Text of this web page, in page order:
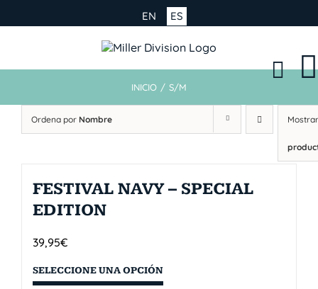
ES
EN
INICIO / S/M
Ordena por Nombre
FESTIVAL NAVY – SPECIAL
EDITION
39,95€
SELECCIONE UNA OPCIÓN